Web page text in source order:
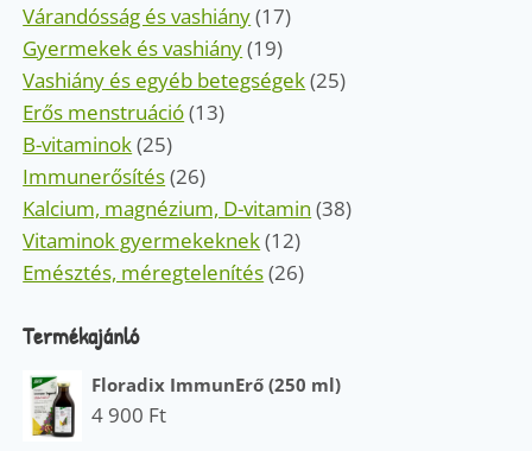
Várandósság és vashiány(17)
Gyermekek és vashiány(19)
Vashiány és egyéb betegségek(25)
Erős menstruáció(13)
B-vitaminok(25)
Immunerősítés(26)
Kalcium, magnézium, D-vitamin (38)
Vitaminok gyermekeknek(12)
Emésztés, méregtelenítés(26)
Termékajánló
Floradix ImmunErő (250 ml)
4 900 Ft